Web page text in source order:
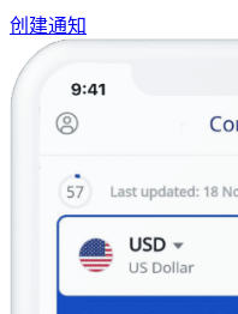
创建通知